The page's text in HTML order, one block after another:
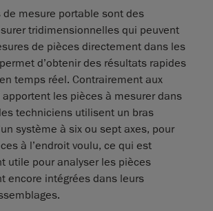
de mesure portable sont des
tridimensionnelles qui peuvent
de pièces directement dans les
d’obtenir des résultats rapides
temps réel. Contrairement aux
les pièces à mesurer dans
techniciens utilisent un bras
système à six ou sept axes, pour
à l’endroit voulu, ce qui est
utile pour analyser les pièces
encore intégrées dans leurs